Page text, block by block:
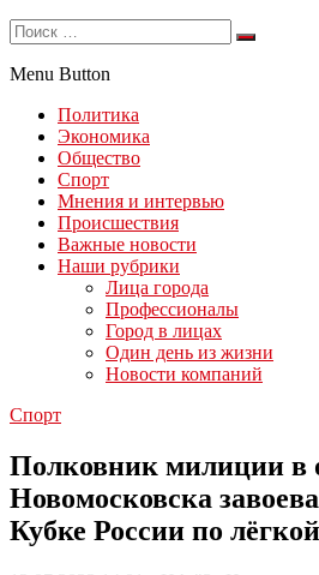
Menu Button
Политика
Экономика
Общество
Спорт
Мнения и интервью
Происшествия
Важные новости
Наши рубрики
Лица города
Профессионалы
Город в лицах
Один день из жизни
Новости компаний
Спорт
Полковник милиции в
Новомосковска
Кубке России по